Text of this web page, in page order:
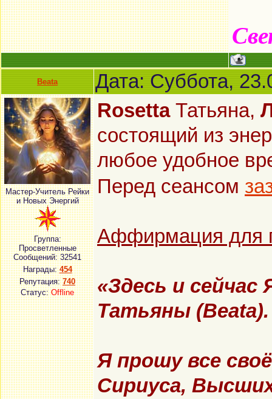
Beata Дата: Суббота,
Мастер-Учитель Рейки
и Новых Энергий
Группа:
Просветленные
Сообщений:32541
Награды:454
Репутация:740
Статус:Offline
RosettaТатьяна,
состоящий из
любое удобное
Перед сеансом
Аффирмация для
«Здесь и
Татьяны (Beata).
Я прошу все
Сириуса, Высших